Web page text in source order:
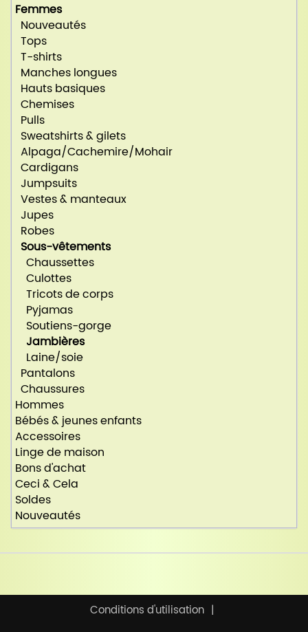
Femmes
Nouveautés
Tops
T-shirts
Manches longues
Hauts basiques
Chemises
Pulls
Sweatshirts & gilets
Alpaga/Cachemire/Mohair
Cardigans
Jumpsuits
Vestes & manteaux
Jupes
Robes
Sous-vêtements
Chaussettes
Culottes
Tricots de corps
Pyjamas
Soutiens-gorge
Jambières
Laine/soie
Pantalons
Chaussures
Hommes
Bébés & jeunes enfants
Accessoires
Linge de maison
Bons d'achat
Ceci & Cela
Soldes
Nouveautés
Conditions d'utilisation